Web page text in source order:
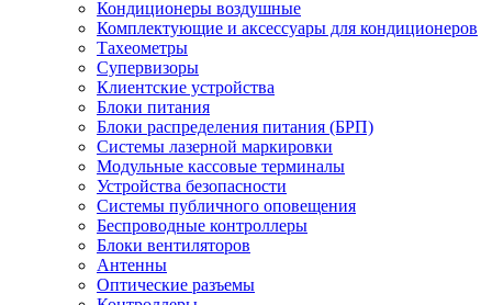
Кондиционеры воздушные
Комплектующие и аксессуары для кондиционеров
Тахеометры
Супервизоры
Клиентские устройства
Блоки питания
Блоки распределения питания (БРП)
Системы лазерной маркировки
Модульные кассовые терминалы
Устройства безопасности
Системы публичного оповещения
Беспроводные контроллеры
Блоки вентиляторов
Антенны
Оптические разъемы